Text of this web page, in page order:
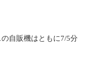
自販機はともに7/5分